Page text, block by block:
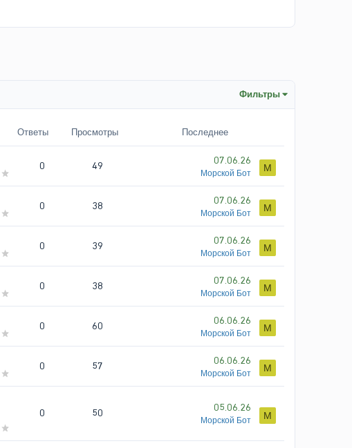
Фильтры
Ответы Просмотры Последнее
0 49 07.06.26
Морской Бот М
0 38 07.06.26
Морской Бот М
0 39 07.06.26
Морской Бот М
0 38 07.06.26
Морской Бот М
0 60 06.06.26
Морской Бот М
0 57 06.06.26
Морской Бот М
0 50 05.06.26
Морской Бот М